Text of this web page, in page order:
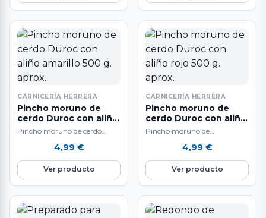
CARNICERÍA HERRERA
Pincho moruno de
cerdo Duroc con aliño
amarillo 500 g. aprox.
Pincho moruno de cerdo
venta por unidades 5 Ud.…
4,99 €
Ver producto
CARNICERÍA HERRERA
Pincho moruno de
cerdo Duroc con aliño
rojo 500 g. aprox.
Pincho moruno de
la venta por unidades. 5 Ud.
aprox…
4,99 €
Ver producto